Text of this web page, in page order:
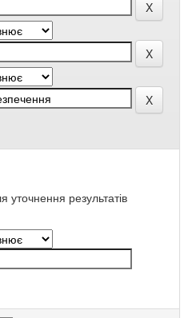
уточнення результатів